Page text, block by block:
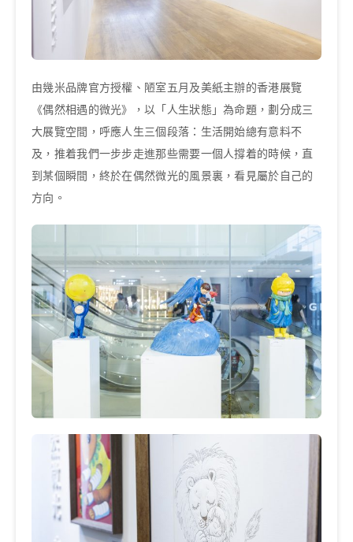
由幾米品牌官方授權、陋室五月及美紙主辦的香港展覽
《偶然相遇的微光》，以「人生狀態」為命題，劃分成三
大展覽空間，呼應人生三個段落：生活開始總有意料不
及，推着我們一步步走進那些需要一個人撐着的時候，直
到某個瞬間，終於在偶然微光的風景裏，看見屬於自己的
方向。